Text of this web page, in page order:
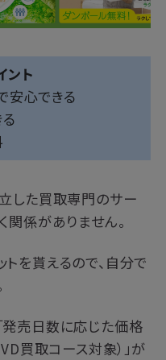
ント
安心できる
した買取専門のサー
関係がありません。
を貰えるので、自分で
発売日数に応じた価格
買取コース対象）」が